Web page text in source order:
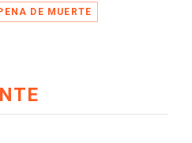
DE MUERTE